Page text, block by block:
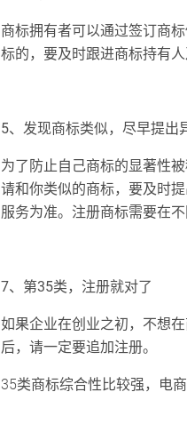
商标拥有者可以通过签订商
标的，要及时跟进商标持有
5、发现商标类似，尽早提出
为了防止自己商标的显著性
请和你类似的商标，要及时
服务为准。注册商标需要在
7、第35类，注册就对了
如果企业在创业之初，不想
后，请一定要追加注册。
35类商标综合性比较强，电